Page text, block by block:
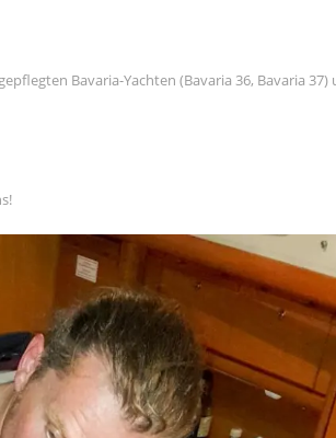
Bavaria-Yachten (Bavaria 36, Bavaria 37)